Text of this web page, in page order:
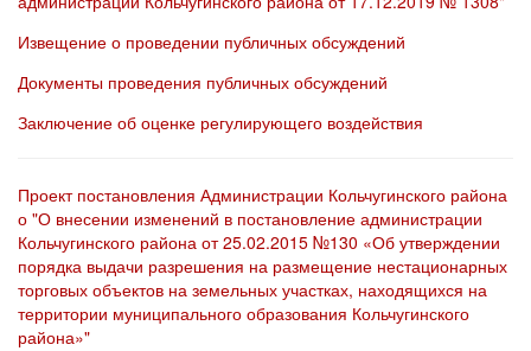
Извещение о проведении публичных обсуждений
Документы проведения публичных обсуждений
Заключение об оценке регулирующего воздействия
Проект постановления Администрации Кольчугинского района
о "О внесении изменений в постановление администрации
Кольчугинского района от 25.02.2015 №130 «Об утверждении
порядка выдачи разрешения на размещение нестационарных
торговых объектов на земельных участках, находящихся на
территории муниципального образования Кольчугинского
района»"